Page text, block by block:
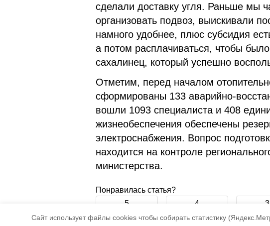
Cайт использует файлы cookies чтобы собирать статистику
сделали доставку угля. Раньше мы
организовать подвоз, выискивали
намного удобнее, плюс субсидия
а потом расплачиваться, чтобы
сахалинец, который успешно
Отметим, перед началом
сформированы 133 аварийно-
вошли 1093 специалиста и 408
жизнеобеспечения обеспечены
электроснабжения. Вопрос
находится на контроле
министерства.
Понравилась статья?
5 4 3